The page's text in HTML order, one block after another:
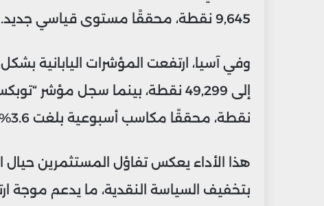
9,645 نقطة، محققًا مستوى قياسي جديد.
نقطة، محققًا مكاسب أسبوعية بلغت 3.6% و3.1% على التوالي.
هذا الأداء يعكس تفاؤل المستثمرين حيال
بتخفيف السياسة النقدية، ما يدعم موجة